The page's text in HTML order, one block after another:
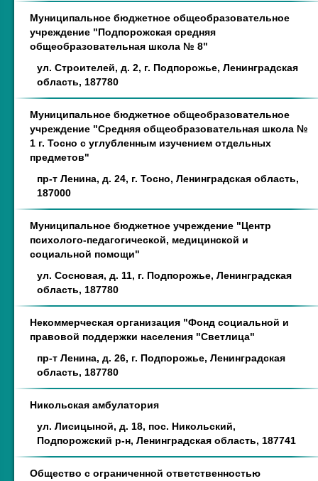
Муниципальное бюджетное общеобразовательное
учреждение "Подпорожская средняя
общеобразовательная школа № 8"
ул. Строителей, д. 2, г. Подпорожье, Ленинградская
область, 187780
Муниципальное бюджетное общеобразовательное
учреждение "Средняя общеобразовательная школа №
1 г. Тосно с углубленным изучением отдельных
предметов"
пр-т Ленина, д. 24, г. Тосно, Ленинградская область,
187000
Муниципальное бюджетное учреждение "Центр
психолого-педагогической, медицинской и
социальной помощи"
ул. Сосновая, д. 11, г. Подпорожье, Ленинградская
область, 187780
Некоммерческая организация "Фонд социальной и
правовой поддержки населения "Светлица"
пр-т Ленина, д. 26, г. Подпорожье, Ленинградская
область, 187780
Никольская амбулатория
ул. Лисицыной, д. 18, пос. Никольский,
Подпорожский р-н, Ленинградская область, 187741
Общество с ограниченной ответственностью